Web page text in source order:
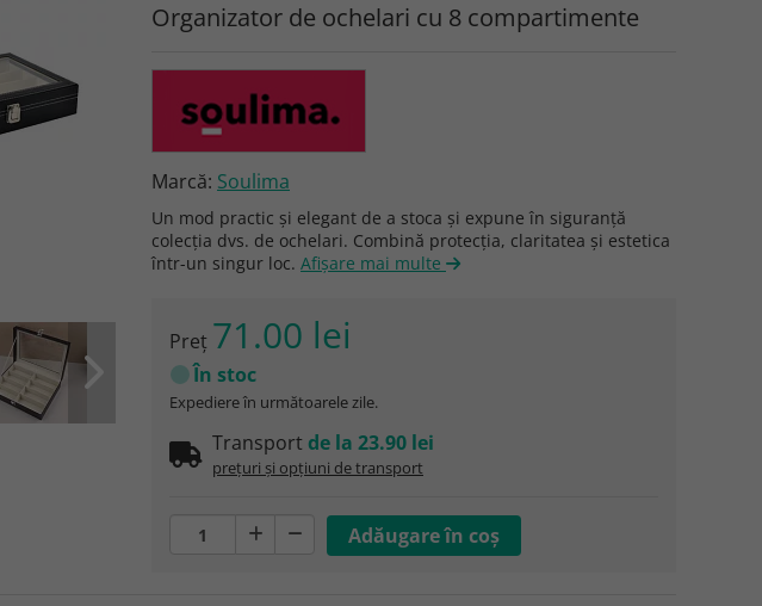
Organizator de ochelari cu 8 compartimente
Marcă: Soulima
Un mod practic și elegant de a stoca și expune în siguranță
colecția dvs. de ochelari. Combină protecția, claritatea și estetica
într-un singur loc. Afişare mai multe
Preţ 71.00 lei
În stoc
Expediere în următoarele zile.
Transport de la 23.90 lei
prețuri și opțiuni de transport